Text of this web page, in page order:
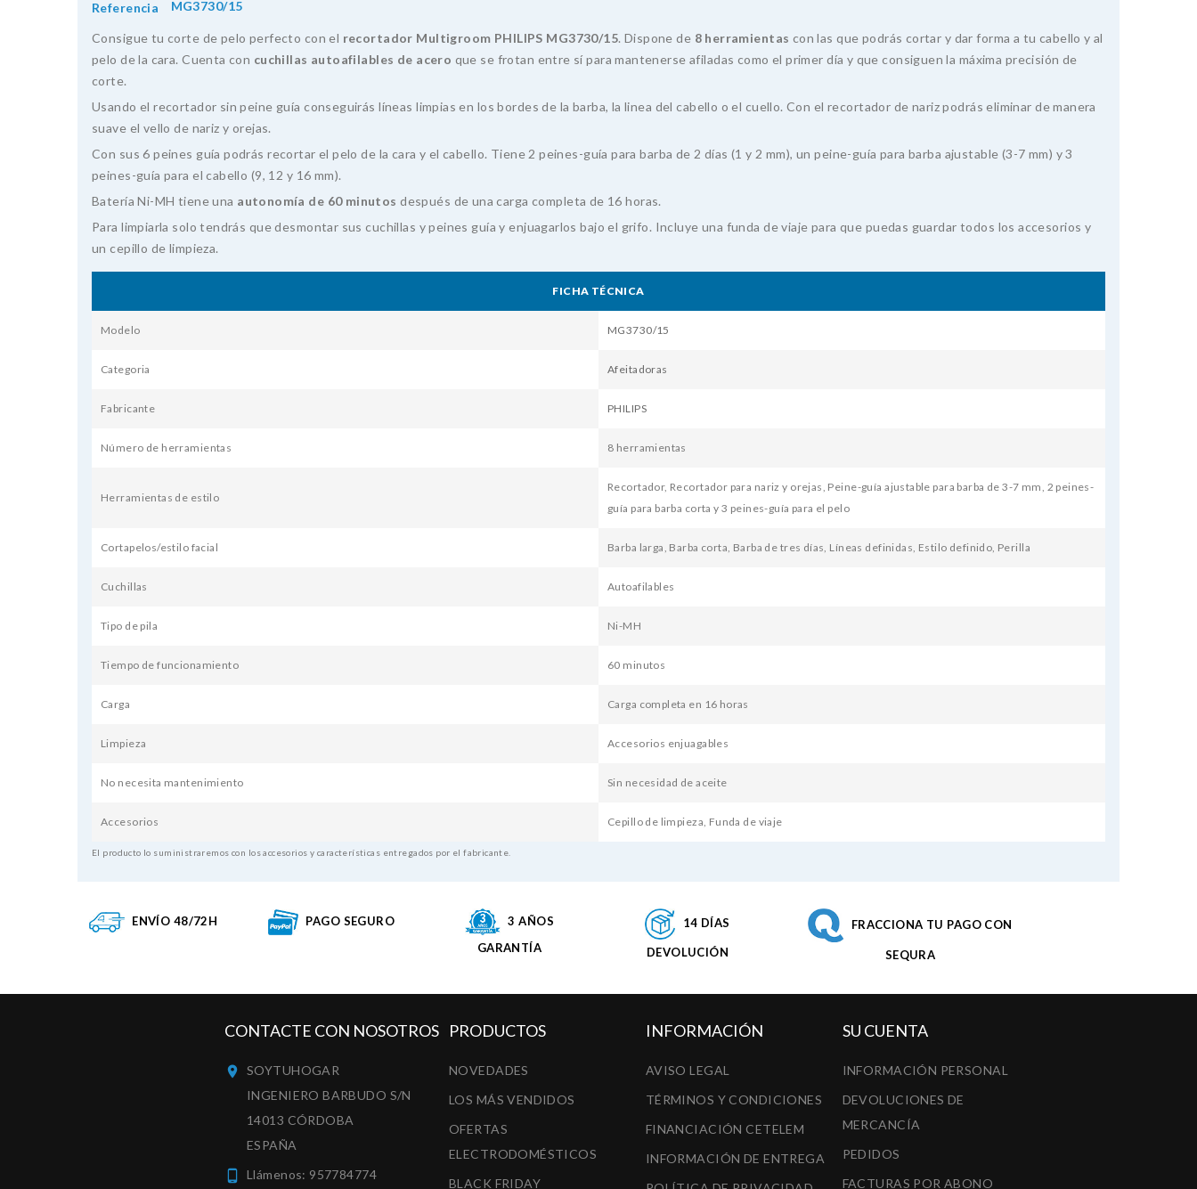
Referencia MG3730/15
Consigue tu corte de pelo perfecto con el recortador Multigroom PHILIPS MG3730/15. Dispone de 8 herramientas con las que podrás cortar y dar forma a tu cabello y al
pelo de la cara. Cuenta con cuchillas autoafilables de acero que se frotan entre sí para mantenerse afiladas como el primer día y que consiguen la máxima precisión de
corte.
Usando el recortador sin peine guía conseguirás líneas limpias en los bordes de la barba, la linea del cabello o el cuello. Con el recortador de nariz podrás eliminar de manera
suave el vello de nariz y orejas.
Con sus 6 peines guía podrás recortar el pelo de la cara y el cabello. Tiene 2 peines-guía para barba de 2 días (1 y 2 mm), un peine-guía para barba ajustable (3-7 mm) y 3
peines-guía para el cabello (9, 12 y 16 mm).
Batería Ni-MH tiene una autonomía de 60 minutos después de una carga completa de 16 horas.
Para limpiarla solo tendrás que desmontar sus cuchillas y peines guía y enjuagarlos bajo el grifo. Incluye una funda de viaje para que puedas guardar todos los accesorios y
un cepillo de limpieza.
FICHA TÉCNICA
Modelo MG3730/15
Categoria Afeitadoras
Fabricante PHILIPS
Número de herramientas 8 herramientas
Herramientas de estilo
Recortador, Recortador para nariz y orejas, Peine-guía ajustable para barba de 3-7 mm, 2 peines-
guía para barba corta y 3 peines-guía para el pelo
Cortapelos/estilo facial Barba larga, Barba corta, Barba de tres días, Líneas definidas, Estilo definido, Perilla
Cuchillas Autoafilables
Tipo de pila Ni-MH
Tiempo de funcionamiento 60 minutos
Carga Carga completa en 16 horas
Limpieza Accesorios enjuagables
No necesita mantenimiento Sin necesidad de aceite
Accesorios Cepillo de limpieza, Funda de viaje
El producto lo suministraremos con los accesorios y características entregados por el fabricante.
ENVÍO 48/72H PAGO SEGURO
3 AÑOS
GARANTÍA
14 DÍAS
DEVOLUCIÓN
FRACCIONA TU PAGO CON
SEQURA
CONTACTE CON NOSOTROS
 SOYTUHOGAR
INGENIERO BARBUDO S/N
14013 CÓRDOBA
ESPAÑA
 Llámenos: 957784774
PRODUCTOS
NOVEDADES
LOS MÁS VENDIDOS
OFERTAS
ELECTRODOMÉSTICOS
BLACK FRIDAY
INFORMACIÓN
AVISO LEGAL
TÉRMINOS Y CONDICIONES
FINANCIACIÓN CETELEM
INFORMACIÓN DE ENTREGA
SU CUENTA
INFORMACIÓN PERSONAL
DEVOLUCIONES DE
MERCANCÍA
PEDIDOS
FACTURAS POR ABONO